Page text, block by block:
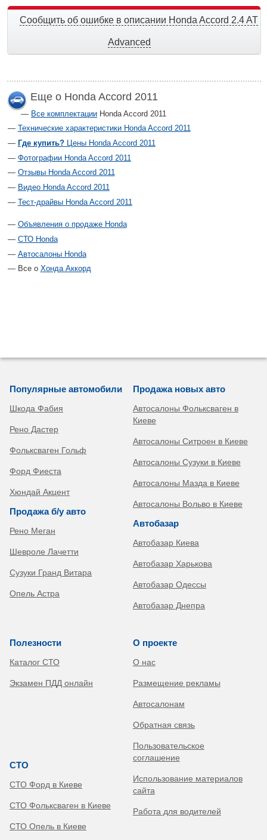
Сообщить об ошибке в описании Honda Accord 2.4 AT
Advanced
Еще о Honda Accord 2011
Все комплектации Honda Accord 2011
Технические характеристики Honda Accord 2011
Где купить?Цены Honda Accord 2011
Фотографии Honda Accord 2011
Отзывы Honda Accord 2011
Видео Honda Accord 2011
Тест-драйвы Honda Accord 2011
Объявления о продаже Honda
СТО Honda
Автосалоны Honda
Все о Хонда Аккорд
Популярные автомобили
Шкода Фабия
Рено Дастер
Фольксваген Гольф
Форд Фиеста
Хюндай Акцент
Продажа б/у авто
Рено Меган
Шевроле Лачетти
Сузуки Гранд Витара
Опель Астра
Продажа новых авто
Автосалоны Фольксваген в
Киеве
Автосалоны Ситроен в Киеве
Автосалоны Сузуки в Киеве
Автосалоны Мазда в Киеве
Автосалоны Вольво в Киеве
Автобазар
Автобазар Киева
Автобазар Харькова
Автобазар Одессы
Автобазар Днепра
Полезности
Каталог СТО
Экзамен ПДД онлайн
СТО
СТО Форд в Киеве
СТО Фольксваген в Киеве
СТО Опель в Киеве
О проекте
О нас
Размещение рекламы
Автосалонам
Обратная связь
Пользовательское
соглашение
Использование материалов
сайта
Работа для водителей